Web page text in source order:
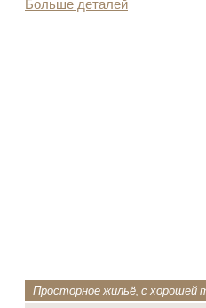
Больше деталей
Просторное жильё, с хорошей